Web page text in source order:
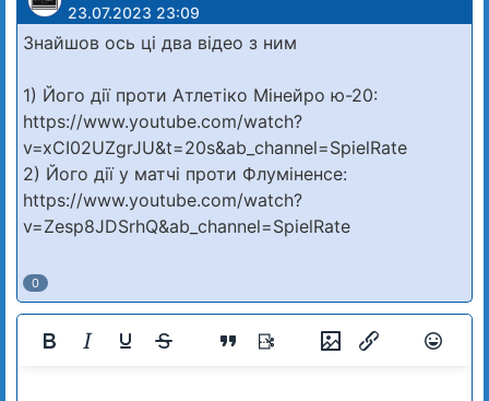
23.07.2023 23:09
Знайшов ось цi два вiдео з ним
1) Його дiї проти Атлетiко Мiнейро ю-20:
https://www.youtube.com/watch?
v=xCI02UZgrJU&t=20s&ab_channel=SpielRate
2) Його дiї у матчi проти Флумiненсе:
https://www.youtube.com/watch?
v=Zesp8JDSrhQ&ab_channel=SpielRate
0